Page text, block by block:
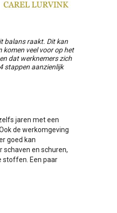
balans raakt. Dit kan
veel voor op het
dat werknemers zich
stappen aanzienlijk
jaren met een
de werkomgeving
goed kan
schaven en schuren,
stoffen. Een paar